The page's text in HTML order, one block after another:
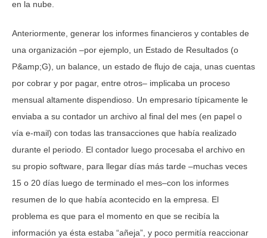
en la nube.
Anteriormente, generar los informes financieros y contables de
una organización –por ejemplo, un Estado de Resultados (o
P&amp;G), un balance, un estado de flujo de caja, unas cuentas
por cobrar y por pagar, entre otros– implicaba un proceso
mensual altamente dispendioso. Un empresario típicamente le
enviaba a su contador un archivo al final del mes (en papel o
vía e-mail) con todas las transacciones que había realizado
durante el periodo. El contador luego procesaba el archivo en
su propio software, para llegar días más tarde –muchas veces
15 o 20 días luego de terminado el mes–con los informes
resumen de lo que había acontecido en la empresa. El
problema es que para el momento en que se recibía la
información ya ésta estaba “añeja”, y poco permitía reaccionar